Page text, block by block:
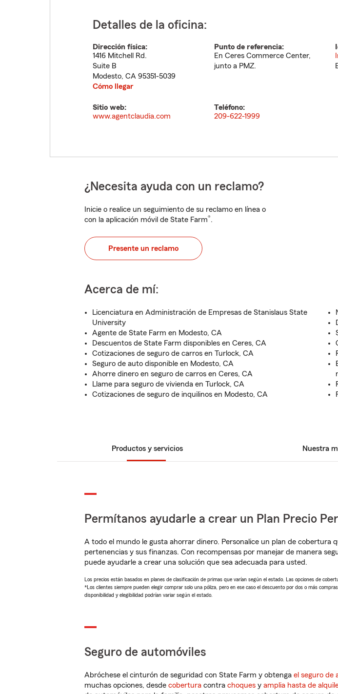
Detalles de la oficina:
Dirección física:
1416 Mitchell Rd.
Suite B
Modesto, CA 95351-5039
Cómo llegar
Punto de referencia:
En Ceres Commerce Center,
junto a PMZ.
Sitio web:
www.agentclaudia.com
Teléfono:
209-622-1999
¿Necesita ayuda con un reclamo?
Inicie o realice un seguimiento de su reclamo en línea o
con la aplicación móvil de State Farm®.
Presente un reclamo
Acerca de mí:
Licenciatura en Administración de Empresas de Stanislaus State
University
Agente de State Farm en Modesto, CA
Descuentos de State Farm disponibles en Ceres, CA
Cotizaciones de seguro de carros en Turlock, CA
Seguro de auto disponible en Modesto, CA
Ahorre dinero en seguro de carros en Ceres, CA
Llame para seguro de vivienda en Turlock, CA
Cotizaciones de seguro de inquilinos en Modesto, CA
Productos y servicios Nuestra
Permítanos ayudarle a crear un Plan Precio
A todo el mundo le gusta ahorrar dinero. Personalice un plan de
pertenencias y sus finanzas. Con recompensas por manejar de manera
puede ayudarle a crear una solución que sea adecuada para usted.
Los precios están basados en planes de clasificación de primas que varían según el estado. Las opciones de
*Los clientes siempre pueden elegir comprar solo una póliza, pero en ese caso el descuento por dos o más
disponibilidad y elegibilidad podrían variar según el estado.
Seguro de automóviles
Abróchese el cinturón de seguridad con State Farm y obtenga el seguro de
muchas opciones, desde cobertura contra choques y amplia hasta de